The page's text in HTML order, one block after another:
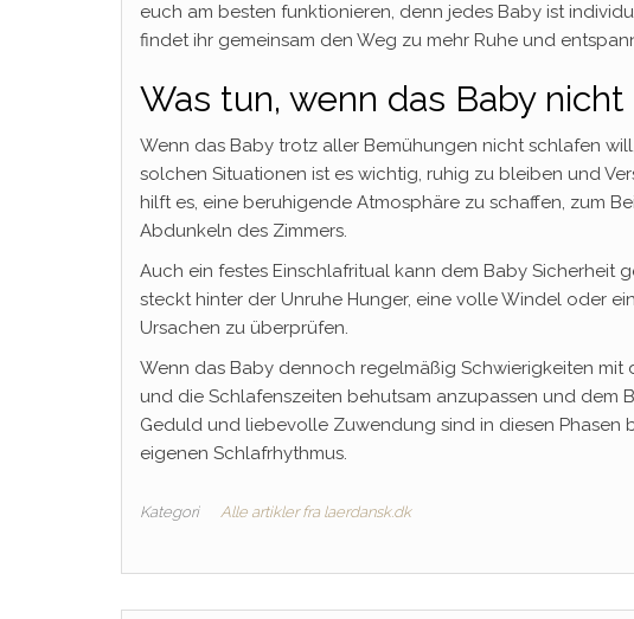
euch am besten funktionieren, denn jedes Baby ist
findet ihr gemeinsam den Weg zu mehr Ruhe und
Was tun, wenn das Baby
Wenn das Baby trotz aller Bemühungen nicht schlafen
solchen Situationen ist es wichtig, ruhig zu bleiben und
hilft es, eine beruhigende Atmosphäre zu schaffen, zum
Abdunkeln des Zimmers.
Auch ein festes Einschlafritual kann dem Baby Sicherheit
steckt hinter der Unruhe Hunger, eine volle Windel oder
Ursachen zu überprüfen.
Wenn das Baby dennoch regelmäßig Schwierigkeiten mit
und die Schlafenszeiten behutsam anzupassen und dem
Geduld und liebevolle Zuwendung sind in diesen Phasen
eigenen Schlafrhythmus.
Kategori Alle artikler fra laerdansk.dk